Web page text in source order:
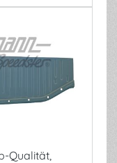
Qualität,